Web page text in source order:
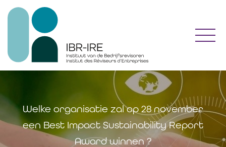
Welke organisatie zal op 28 november
een Best Impact Sustainability Report
Award winnen ?